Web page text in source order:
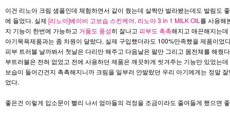
이건 리노아 크림 샘플인데 체험하면서 같이 줬는데 살짝만 발라봤는데도 발림도
에 들었다. 실제 [리노아]베이비 고보습 스킨케어, 리노아 3 in 1 MILK OIL 를 사용해
지 기능이 한번에 가능하고 거품도 풍성히 잘나고 피부도 촉촉해지고 매끈해지는
아기목욕제품과는 좀 차원이 달랐다. 실제 구입했더라도 100%만족했을 제품이었
피부 트러블 날까봐서 첫날은 다리만 해주고 다음날은 팔만 그리고 몸전체를 해줬
부트러블은 전혀 없었고 전에 사용하던 제품은 깨끗하게 씻겨주는 기능만 있었는
보습이 들어간건지 촉촉해지니까 크림을 일부러 안발랐던 우리 아기에게는 정말
었다.
좋은건 이렇게 입소문이 빨리 나서 엄마들의 걱정을 조금이라도 줄여들게 했으면